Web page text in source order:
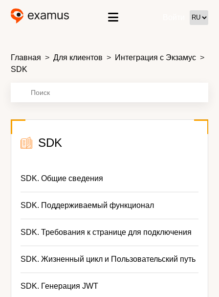
Главная Для клиентов
Интеграция с Экзамус
SDK
SDK
SDK. Общие сведения
SDK. Поддерживаемый функционал
SDK. Требования к странице для подключения
SDK. Жизненный цикл и Пользовательский путь
SDK. Генерация JWT